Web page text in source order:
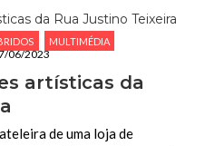
MULTIMÉDIA
06/2023
artísticas da
de uma loja de